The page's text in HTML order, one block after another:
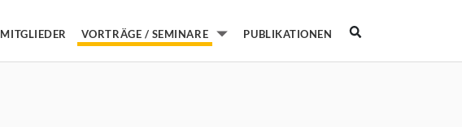
MITGLIEDER VORTRÄGE / SEMINARE PUBLIKATIONEN